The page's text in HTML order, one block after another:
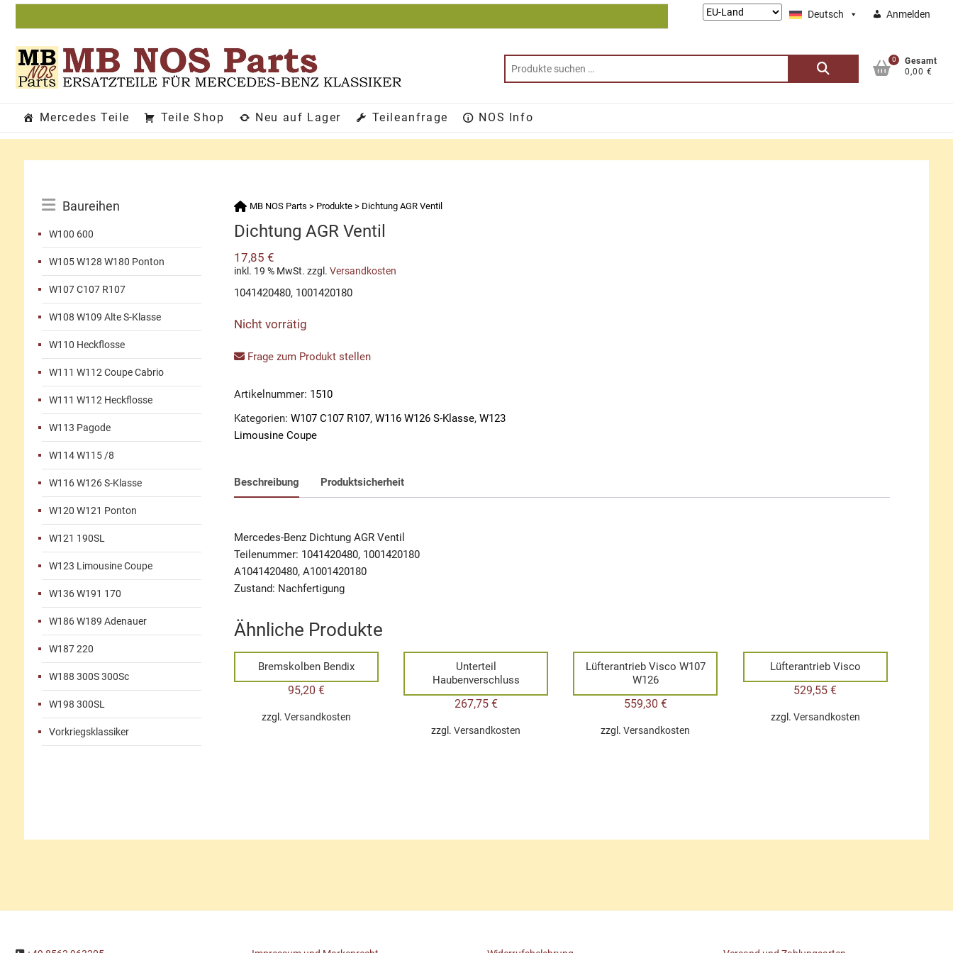
Zum
Deutsch Anmelden
Lieferung
Suchen
0
Gesamt
0,00 €
Mercedes Teile Teile Shop Neu auf Lager Teileanfrage NOS Info
Baureihen
W100 600
W105 W128 W180 Ponton
W107 C107 R107
W108 W109 Alte S-Klasse
W110 Heckflosse
W111 W112 Coupe Cabrio
W111 W112 Heckflosse
W113 Pagode
W114 W115 /8
W116 W126 S-Klasse
W120 W121 Ponton
W121 190SL
W123 Limousine Coupe
W136 W191 170
W186 W189 Adenauer
W187 220
W188 300S 300Sc
W198 300SL
Vorkriegsklassiker
MB NOS Parts > Produkte> Dichtung AGR Ventil
Dichtung AGR Ventil
17,85 €
inkl. 19 % MwSt. zzgl. Versandkosten
1041420480, 1001420180
Nicht vorrätig
Frage zum Produkt stellen
Artikelnummer: 1510
Kategorien: W107 C107 R107, W116 W126 S-Klasse, W123
Limousine Coupe
Beschreibung Produktsicherheit
Mercedes-Benz Dichtung AGR Ventil
Teilenummer: 1041420480, 1001420180
A1041420480, A1001420180
Zustand: Nachfertigung
Ähnliche Produkte
Bremskolben Bendix
95,20 €
zzgl. Versandkosten
Unterteil
Haubenverschluss
267,75 €
zzgl.Versandkosten
Lüfterantrieb Visco W107
W126
559,30 €
zzgl.Versandkosten
Lüfterantrieb Visco
529,55€
zzgl. Versandkosten